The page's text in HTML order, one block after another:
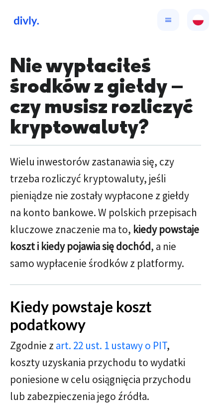
Nie wypłaciłeś
środków z giełdy –
czy musisz rozliczyć
kryptowaluty?
Wielu inwestorów zastanawia się, czy
trzeba rozliczyć kryptowaluty, jeśli
pieniądze nie zostały wypłacone z giełdy
na konto bankowe. W polskich przepisach
kluczowe znaczenie ma to, kiedy powstaje
koszt i kiedy pojawia się dochód, a nie
samo wypłacenie środków z platformy.
Kiedy powstaje koszt
podatkowy
Zgodnie z art. 22 ust. 1 ustawy o PIT,
koszty uzyskania przychodu to wydatki
poniesione w celu osiągnięcia przychodu
lub zabezpieczenia jego źródła.